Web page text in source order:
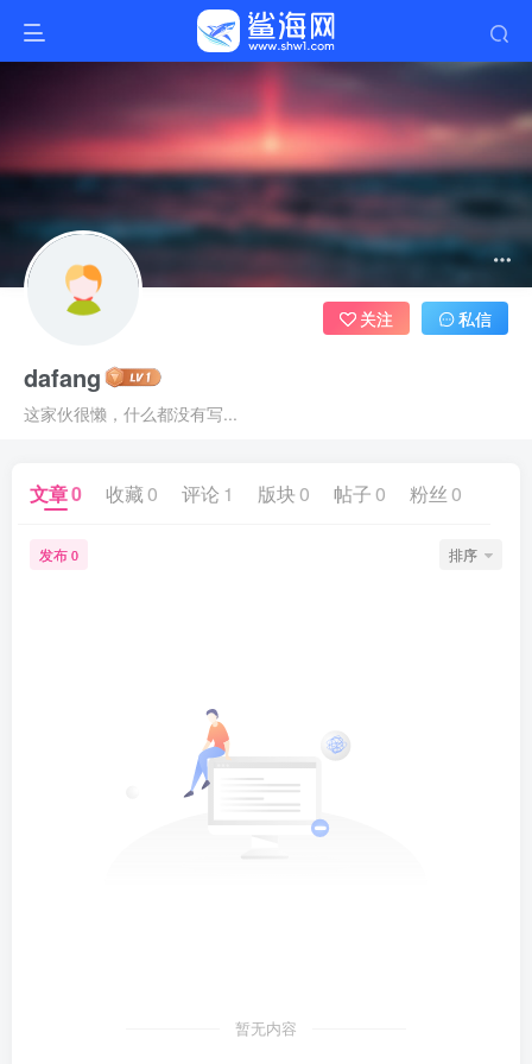
dafang
这家伙很懒，什么都没有写...
关注 私信
文章0 收藏 0 评论 1 版块 0 帖子 0 粉丝 0
发布 0 排序
暂无内容